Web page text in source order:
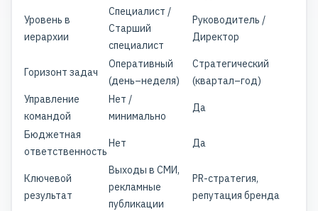
Уровень в
иерархии
Специалист /
Старший
специалист
Руководитель /
Директор
Горизонт задач
Оперативный
(день–неделя)
Стратегический
(квартал–год)
Управление
командой
Нет /
минимально
Да
Бюджетная
ответственность
Нет Да
Ключевой
результат
Выходы в СМИ,
рекламные
публикации
PR-стратегия,
репутация бренда